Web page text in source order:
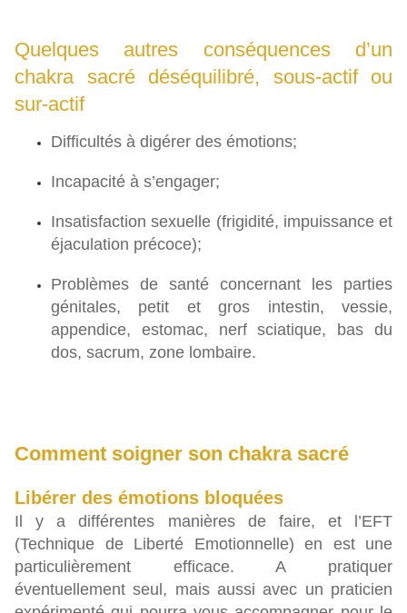
Quelques autres conséquences d’un
chakra sacré déséquilibré, sous-actif ou
sur-actif
Difficultés à digérer des émotions;
Incapacité à s’engager;
Insatisfaction sexuelle (frigidité, impuissance et
éjaculation précoce);
Problèmes de santé concernant les parties
génitales, petit et gros intestin, vessie,
appendice, estomac, nerf sciatique, bas du
dos, sacrum, zone lombaire.
Comment soigner son chakra sacré
Libérer des émotions bloquées
Il y a différentes manières de faire, et l’EFT
(Technique de Liberté Emotionnelle) en est une
particulièrement efficace. A pratiquer
éventuellement seul, mais aussi avec un praticien